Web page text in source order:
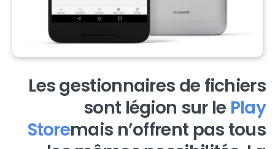
Les gestionnaires de fichiers
sont légion sur le Play
Storemais n’offrent pas tous